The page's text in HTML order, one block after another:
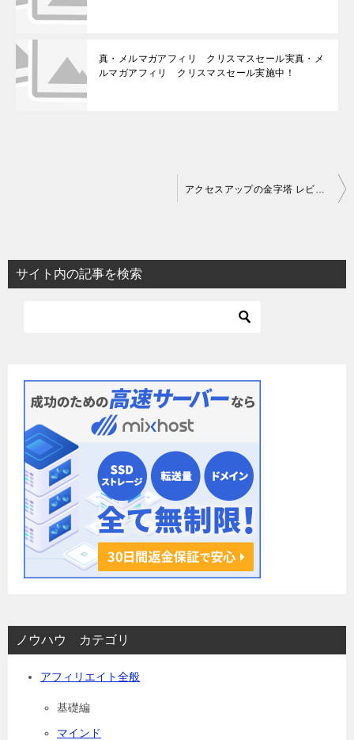
真・メルマガアフィリ クリスマスセール実真・メ
ルマガアフィリ クリスマスセール実施中！
ビ
ゲ
アクセスアップの金字塔 レビュー
サイト内の記事を検索
ノウハウ カテゴリ
アフィリエイト全般
基礎編
マインド